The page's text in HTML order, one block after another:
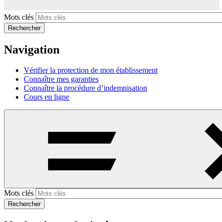
Mots clés
Rechercher
Navigation
Vérifier la protection de mon établissement
Connaître mes garanties
Connaître la procédure d’indemnisation
Cours en ligne
Mots clés
Rechercher